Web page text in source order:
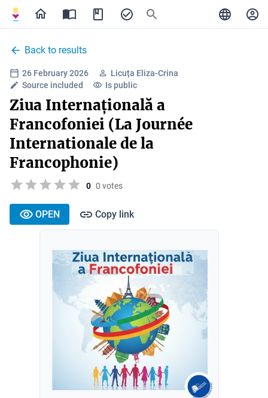
Back to results
26 February 2026
Licuța Eliza-Crina
Source included
Is public
Ziua Internațională a
Francofoniei (La Journée
Internationale de la
Francophonie)
0 0 votes
OPEN Copy link